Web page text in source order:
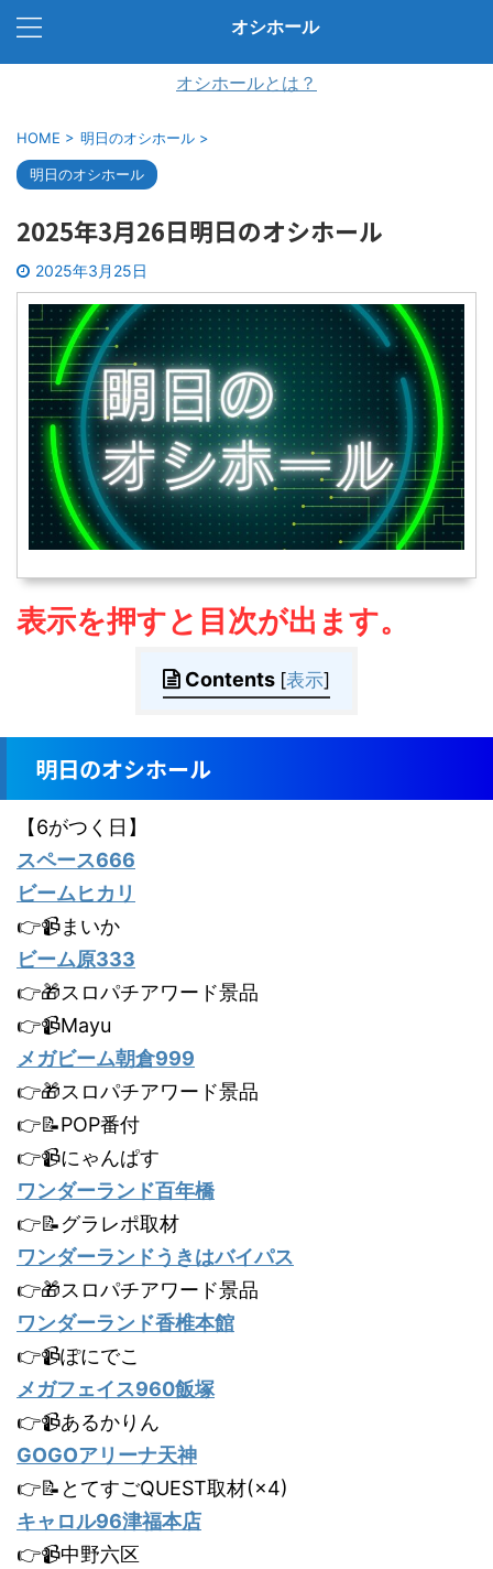
オシホール
オシホールとは？
HOME > 明日のオシホール >
明日のオシホール
2025年3月26日明日のオシホール
2025年3月25日
表示を押すと目次が出ます。
Contents [表示]
明日のオシホール
【6がつく日】
スペース666
ビームヒカリ
👉📹まいか
ビーム原333
👉🎁スロパチアワード景品
👉📹Mayu
メガビーム朝倉999
👉🎁スロパチアワード景品
👉📝POP番付
👉📹にゃんぱす
ワンダーランド百年橋
👉📝グラレポ取材
ワンダーランドうきはバイパス
👉🎁スロパチアワード景品
ワンダーランド香椎本館
👉📹ぽにでこ
メガフェイス960飯塚
👉📹あるかりん
GOGOアリーナ天神
👉📝とてすごQUEST取材(×4)
キャロル96津福本店
👉📹中野六区